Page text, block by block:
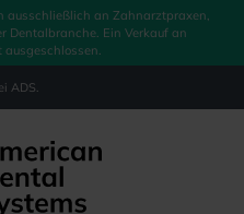
ausschließlich an Zahnarztpraxen,
Dentalbranche. Ein Verkauf an
ausgeschlossen.
ADS.